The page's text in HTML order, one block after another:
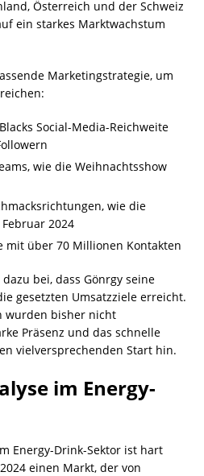
Österreich und der Schweiz
ein starkes Marktwachstum
Marketingstrategie, um
Social-Media-Reichweite
wie die Weihnachtsshow
wie die
2024
mit über 70 Millionen Kontakten
bei, dass Gönrgy seine
gesetzten Umsatzziele erreicht.
wurden bisher nicht
Präsenz und das schnelle
vielversprechenden Start hin.
im Energy-
Energy-Drink-Sektor ist hart
einen Markt, der von